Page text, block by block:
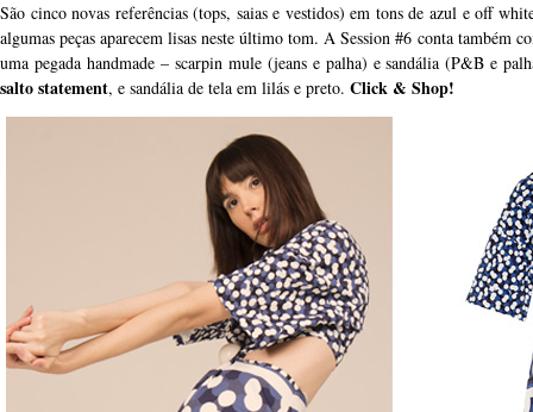
São cinco novas referências (tops, saias e vestidos) em tons de azul e off
algumas peças aparecem lisas neste último tom. A Session #6 conta também
uma pegada handmade – scarpin mule (jeans e palha) e sandália (P&B e
salto statement, e sandália de tela em lilás e preto. Click & Shop!